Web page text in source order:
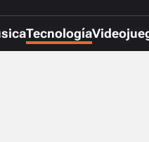
Tecnología